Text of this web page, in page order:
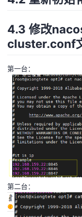
4.3 修改
cluster.conf
第一台：
第二台：